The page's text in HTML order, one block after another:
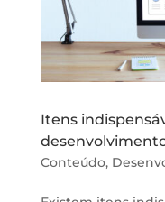
Itens
Conteúdo,